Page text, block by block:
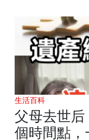
生活百科
父母去世后
個時間點，